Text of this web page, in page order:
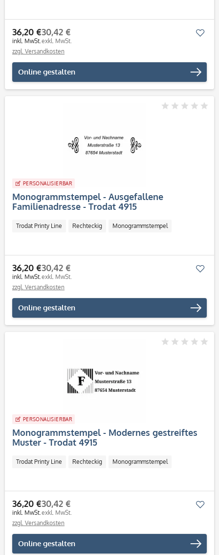
36,20 €
inkl. MwSt.
30,42 €
exkl. MwSt.
zzgl. Versandkosten
Online gestalten
PERSONALISIERBAR
Monogrammstempel - Ausgefallene
Familienadresse - Trodat 4915
Trodat Printy Line Rechteckig Monogrammstempel
36,20 €
inkl. MwSt.
30,42 €
exkl. MwSt.
zzgl. Versandkosten
Online gestalten
PERSONALISIERBAR
Monogrammstempel - Modernes gestreiftes
Muster - Trodat 4915
Trodat Printy Line Rechteckig Monogrammstempel
36,20 €
inkl. MwSt.
30,42 €
exkl. MwSt.
zzgl. Versandkosten
Online gestalten